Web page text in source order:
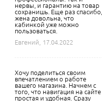
нервы, и гарантию на товар
сохранишь. Еще раз спасибо,
жена довольна, что
кабинкой уже можно
пользоваться.
Евгений,
17.04.2022
Хочу поделиться своим
впечатлением о работе
вашего магазина. Начнем с
того, что навигация на сайте
простая и удобная. Сразу